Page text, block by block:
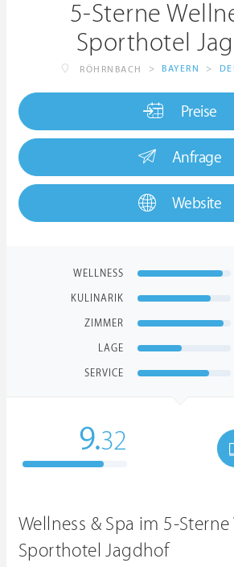
5-Sterne
Sporthotel
RÖHRNBACH > BAYERN >
Preise
Anfrage
Website
WELLNESS
KULINARIK
ZIMMER
LAGE
SERVICE
9.32
Wellness & Spa im 5-Sterne
Sporthotel Jagdhof